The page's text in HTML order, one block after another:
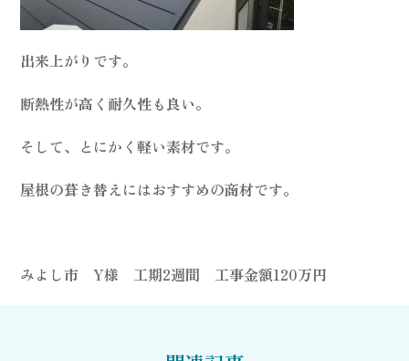
出来上がりです。
断熱性が高く耐久性も良い。
そして、とにかく軽い素材です。
屋根の葺き替えにはおすすめの商材です。
みよし市 Y様 工期2週間 工事金額120万円